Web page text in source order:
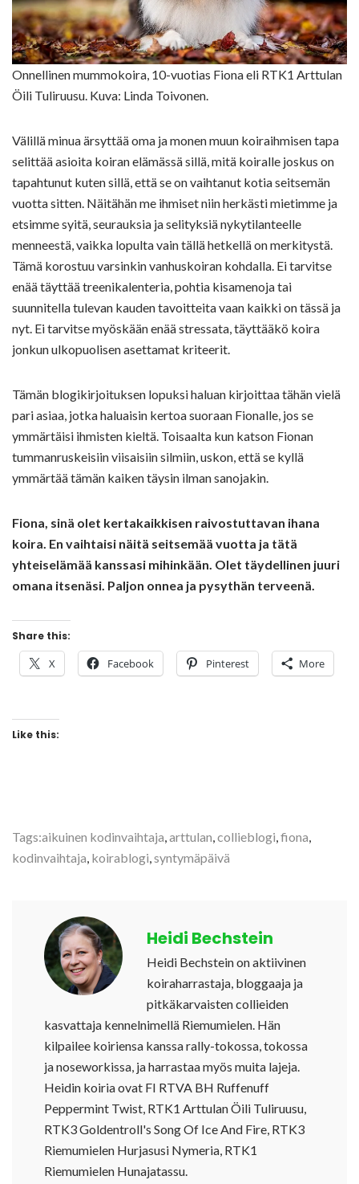
Onnellinen mummokoira, 10-vuotias Fiona eli RTK1 Arttulan
Öili Tuliruusu. Kuva: Linda Toivonen.
Välillä minua ärsyttää oma ja monen muun koiraihmisen tapa
selittää asioita koiran elämässä sillä, mitä koiralle joskus on
tapahtunut kuten sillä, että se on vaihtanut kotia seitsemän
vuotta sitten. Näitähän me ihmiset niin herkästi mietimme ja
etsimme syitä, seurauksia ja selityksiä nykytilanteelle
menneestä, vaikka lopulta vain tällä hetkellä on merkitystä.
Tämä korostuu varsinkin vanhuskoiran kohdalla. Ei tarvitse
enää täyttää treenikalenteria, pohtia kisamenoja tai
suunnitella tulevan kauden tavoitteita vaan kaikki on tässä ja
nyt. Ei tarvitse myöskään enää stressata, täyttääkö koira
jonkun ulkopuolisen asettamat kriteerit.
Tämän blogikirjoituksen lopuksi haluan kirjoittaa tähän vielä
pari asiaa, jotka haluaisin kertoa suoraan Fionalle, jos se
ymmärtäisi ihmisten kieltä. Toisaalta kun katson Fionan
tummanruskeisiin viisaisiin silmiin, uskon, että se kyllä
ymmärtää tämän kaiken täysin ilman sanojakin.
Fiona, sinä olet kertakaikkisen raivostuttavan ihana
koira. En vaihtaisi näitä seitsemää vuotta ja tätä
yhteiselämää kanssasi mihinkään. Olet täydellinen juuri
omana itsenäsi. Paljon onnea ja pysythän terveenä.
Share this:
X Facebook Pinterest More
Like this:
Tags:aikuinen kodinvaihtaja arttulan collieblogi fiona
kodinvaihtaja koirablogi syntymäpäivä
Heidi Bechstein
Heidi Bechstein on aktiivinen
koiraharrastaja, bloggaaja ja
pitkäkarvaisten collieiden
kasvattaja kennelnimellä Riemumielen. Hän
kilpailee koiriensa kanssa rally-tokossa, tokossa
ja noseworkissa, ja harrastaa myös muita lajeja.
Heidin koiria ovat FI RTVA BH Ruffenuff
Peppermint Twist, RTK1 Arttulan Öili Tuliruusu,
RTK3 Goldentroll's Song Of Ice And Fire, RTK3
Riemumielen Hurjasusi Nymeria, RTK1
Riemumielen Hunajatassu.